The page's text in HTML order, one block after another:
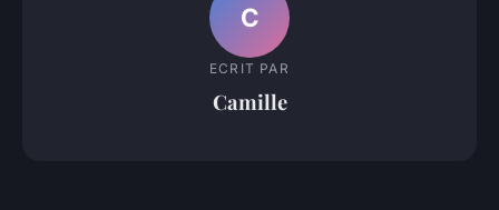
C
ECRIT PAR
Camille